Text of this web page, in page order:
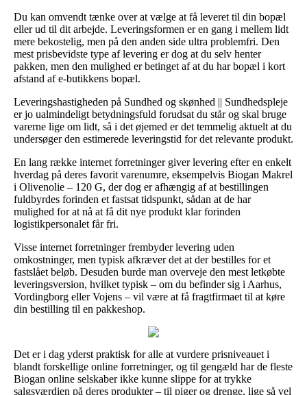
Du kan omvendt tænke over at vælge at få leveret til din bopæl
eller ud til dit arbejde. Leveringsformen er en gang i mellem lidt
mere bekostelig, men på den anden side ultra problemfri. Den
mest prisbevidste type af levering er dog at du selv henter
pakken, men den mulighed er betinget af at du har bopæl i kort
afstand af e-butikkens bopæl.
Leveringshastigheden på Sundhed og skønhed || Sundhedspleje
er jo ualmindeligt betydningsfuld forudsat du står og skal bruge
varerne lige om lidt, så i det øjemed er det temmelig aktuelt at du
undersøger den estimerede leveringstid for det relevante produkt.
En lang række internet forretninger giver levering efter en enkelt
hverdag på deres favorit varenumre, eksempelvis Biogan Makrel
i Olivenolie – 120 G, der dog er afhængig af at bestillingen
fuldbyrdes forinden et fastsat tidspunkt, sådan at de har
mulighed for at nå at få dit nye produkt klar forinden
logistikpersonalet får fri.
Visse internet forretninger frembyder levering uden
omkostninger, men typisk afkræver det at der bestilles for et
fastslået beløb. Desuden burde man overveje den mest letkøbte
leveringsversion, hvilket typisk – om du befinder sig i Aarhus,
Vordingborg eller Vojens – vil være at få fragtfirmaet til at køre
din bestilling til en pakkeshop.
Det er i dag yderst praktisk for alle at vurdere prisniveauet i
blandt forskellige online forretninger, og til gengæld har de fleste
Biogan online selskaber ikke kunne slippe for at trykke
salgsværdien på deres produkter – til piger og drenge, lige så vel